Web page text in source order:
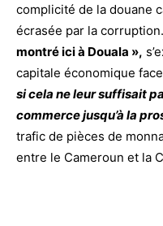
complicité de la douane
écrasée par la corruption.
montré ici à Douala »,
capitale économique
si cela ne leur suffisait
commerce jusqu’à la
trafic de pièces de
entre le Cameroun et la